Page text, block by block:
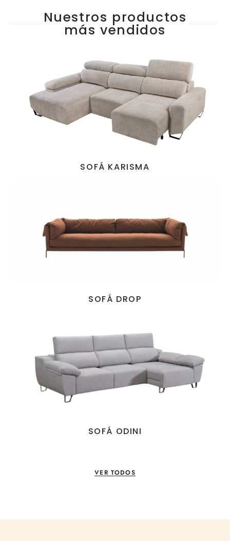
Nuestros productos
más vendidos
SOFÁ KARISMA
SOFÁ DROP
SOFÁ ODINI
VER TODOS